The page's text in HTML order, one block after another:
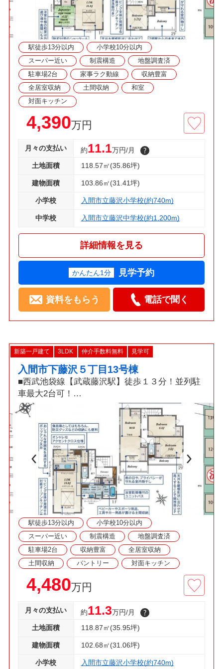
駅徒歩13分以内
小学校10分以内
スーパー近い
制震構造
地盤調査済
駐車場2台
家事ラク動線
収納豊富
全居室収納
土間収納
和室
対面キッチン
4,390万円
月々の支払い 約11.1万円/月
土地面積 118.57㎡(35.86坪)
建物面積 103.86㎡(31.41坪)
小学校 入間市立藤沢小学校(約740m)
中学校 入間市立藤沢中学校(約1,200m)
詳細情報を見る
かんたん1分 見学予約
資料をもらう 電話で聞く
新築一戸建て 3LDK 仲介手数料無料 見学可
入間市下藤沢５丁目13号棟
■西武池袋線【武蔵藤沢駅】徒歩１３分！並列駐
車最大2台可！
□折上天井採用18帖LDK・土間収納・食洗機・パ
ントリー・カードキー！
■「耐震+制震」ダンパー標準装備の繰り返す地
震に強い新築戸建！
◇資料請求・見学予約などお気軽にご利用くださ
い◇
駅徒歩13分以内
小学校10分以内
スーパー近い
制震構造
地盤調査済
駐車場2台
収納豊富
全居室収納
土間収納
パントリー 対面キッチン
4,480万円
月々の支払い 約11.3万円/月
土地面積 118.87㎡(35.95坪)
建物面積 102.68㎡(31.06坪)
小学校 入間市立藤沢小学校(約740m)